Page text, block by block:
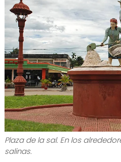
Plaza de la sal. En los
salinas.